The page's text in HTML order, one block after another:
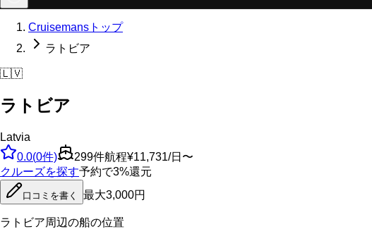
Cruisemansトップ
ラトビア
🇱🇻
ラトビア
Latvia
0.0(0件) 299件航程¥11,731/日〜
クルーズを探す予約で3%還元
口コミを書く 最大3,000円
ラトビア周辺の船の位置